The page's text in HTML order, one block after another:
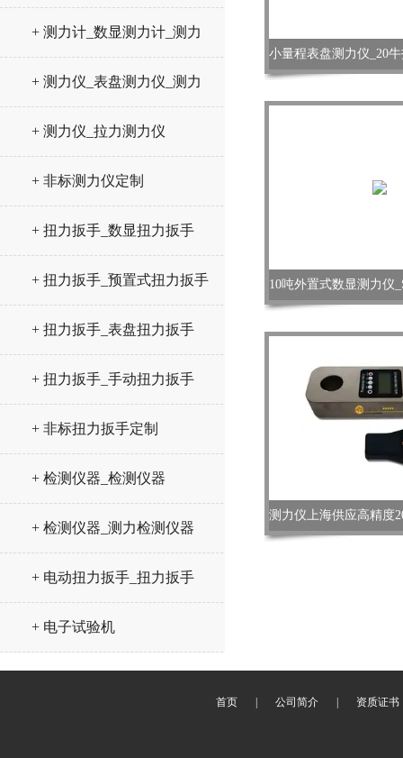
+ 测力计_数显测力计_测力
仪
+ 测力仪_表盘测力仪_测力
计
+ 测力仪_拉力测力仪
+ 非标测力仪定制
+ 扭力扳手_数显扭力扳手
+ 扭力扳手_预置式扭力扳手
+ 扭力扳手_表盘扭力扳手
+ 扭力扳手_手动扭力扳手
+ 非标扭力扳手定制
+ 检测仪器_检测仪器
+ 检测仪器_测力检测仪器
+ 电动扭力扳手_扭力扳手
+ 电子试验机
首页 公司简介 资质证书